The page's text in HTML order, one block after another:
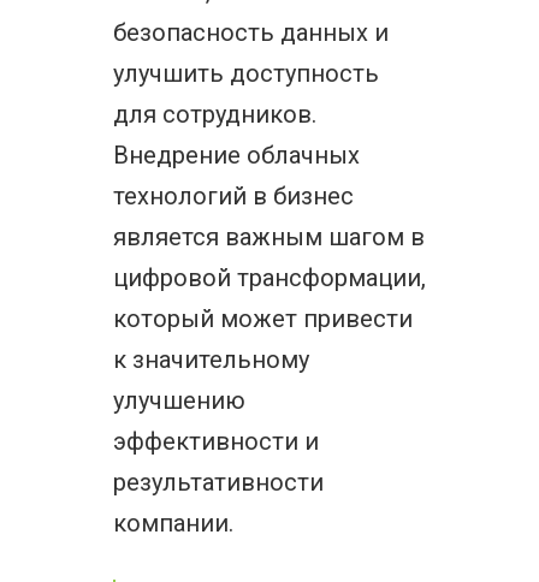
безопасность данных и
улучшить доступность
для сотрудников.
Внедрение облачных
технологий в бизнес
является важным шагом в
цифровой трансформации,
который может привести
к значительному
улучшению
эффективности и
результативности
компании.